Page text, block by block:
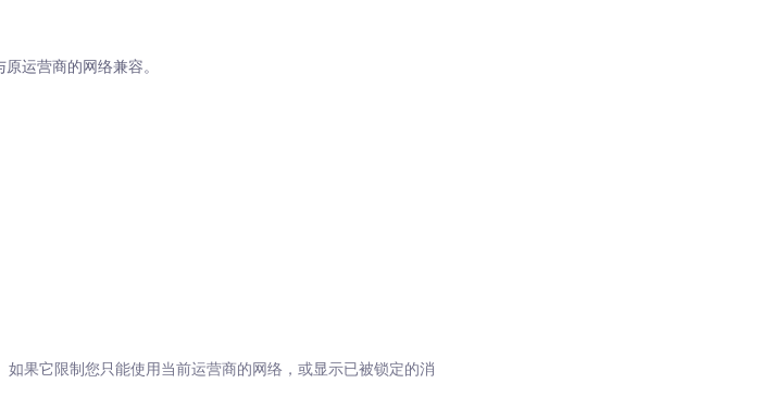
运营商的网络兼容。
果它限制您只能使用当前运营商的网络，或显示已被锁定的消